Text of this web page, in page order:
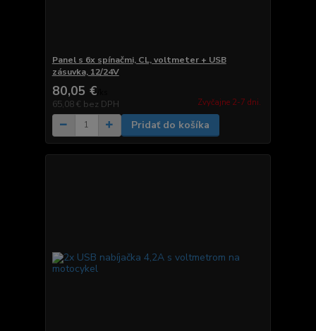
Panel s 6x spínačmi, CL, voltmeter + USB
zásuvka, 12/24V
80,05 €
65,08 € bez DPH Zvyčajne 2-7 dni.
Pridať do košíka